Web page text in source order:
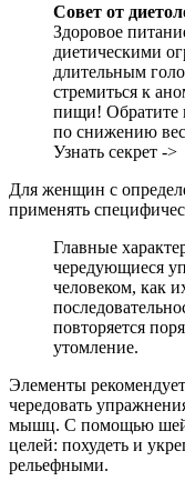
Совет от
Здоровое
диетическими
длительным
стремиться к
пищи! Обратите
по снижению
Узнать секрет ->
Для женщин с
применять
Главные
чередующиеся
человеком, как
повторяется
утомление.
Элементы
чередовать
мышц. С помощью
целей: похудеть и
рельефными.